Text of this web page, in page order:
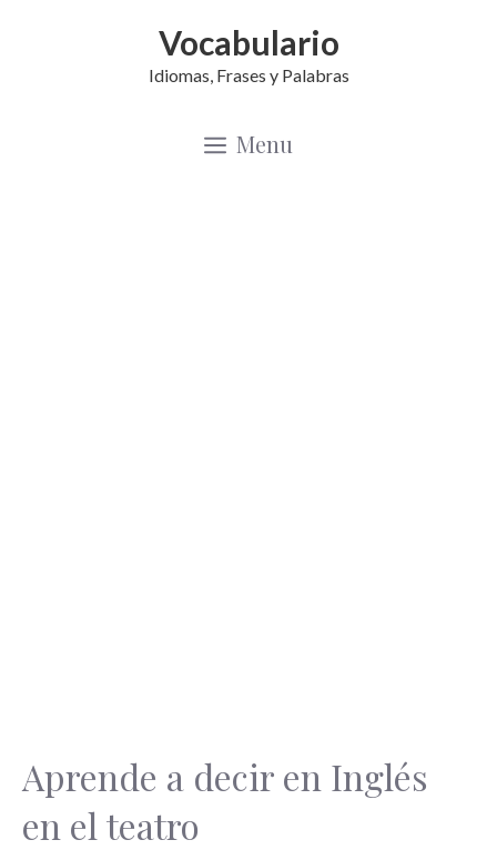
Vocabulario
Idiomas, Frases y Palabras
Menu
Aprende a decir en Inglés
en el teatro